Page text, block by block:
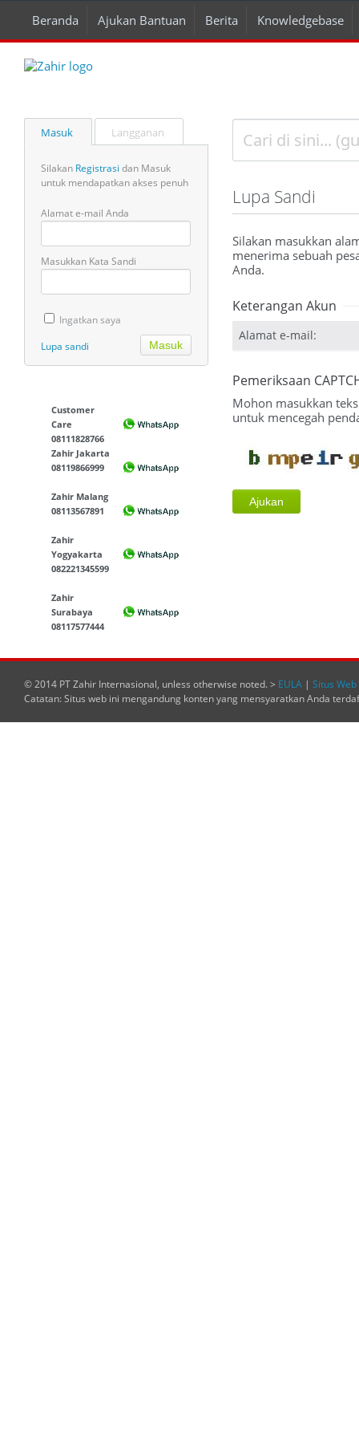
Beranda Ajukan Bantuan Berita Knowledgebase
Masuk Langganan
Silakan Registrasi dan Masuk
untuk mendapatkan akses penuh
Alamat e-mail Anda
Masukkan Kata Sandi
Ingatkan saya
Lupa sandi
Customer
Care
08111828766
Zahir Jakarta
08119866999
Zahir Malang
08113567891
Zahir
Yogyakarta
082221345599
Zahir
Surabaya
08117577444
Lupa Sandi
Silakan masukkan
menerima sebuah
Anda.
Keterangan Akun
Alamat e-mail:
Pemeriksaan
Mohon masukkan
untuk mencegah
© 2014 PT Zahir Internasional, unless otherwise noted. > EULA | Situs
Catatan: Situs web ini mengandung konten yang mensyaratkan Anda